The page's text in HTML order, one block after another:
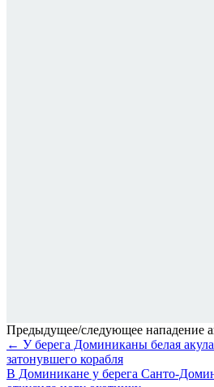
Предыдущее/следующее нападение
← У берега Доминиканы белая
затонувшего корабля
В Доминикане у берега Санто-